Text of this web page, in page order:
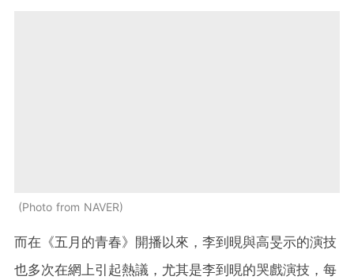
Photo from NAVER
而在《五月的青春》開播以來，李到晛與高旻示的演技
也多次在網上引起熱議，尤其是李到晛的哭戲演技，每